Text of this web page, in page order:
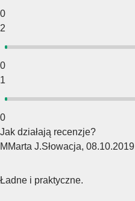
0
2
0
1
0
Jak działają recenzje?
M Marta J.Słowacja, 08.10.2019
Ładne i praktyczne.